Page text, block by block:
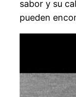
sabor y su
pueden